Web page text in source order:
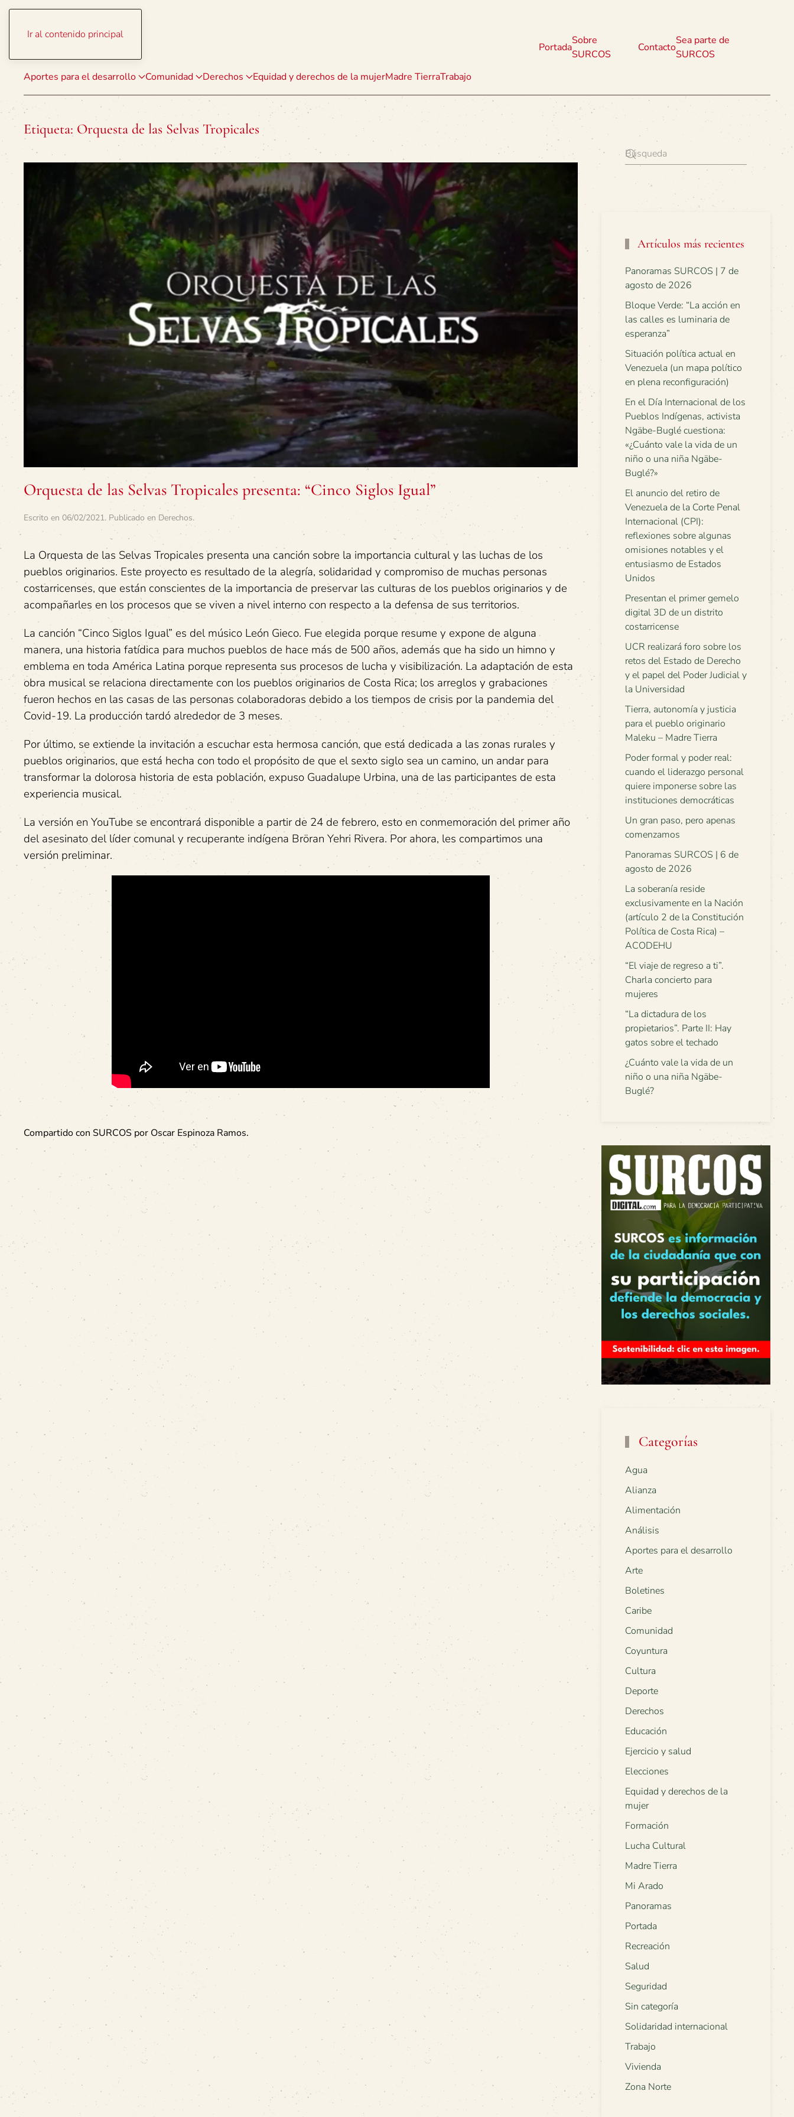
Ir al contenido principal
Aportes para el desarrollo Comunidad Derechos Equidad y derechos de la mujerMadre TierraTrabajo
Portada
Sobre
SURCOS
Contacto
Sea parte de
SURCOS
Etiqueta: Orquesta de las Selvas Tropicales
Orquesta de las Selvas Tropicales presenta: “Cinco Siglos Igual”
Escrito en 06/02/2021. Publicado en Derechos.
La Orquesta de las Selvas Tropicales presenta una canción sobre la importancia cultural y las luchas de los
pueblos originarios. Este proyecto es resultado de la alegría, solidaridad y compromiso de muchas personas
costarricenses, que están conscientes de la importancia de preservar las culturas de los pueblos originarios y de
acompañarles en los procesos que se viven a nivel interno con respecto a la defensa de sus territorios.
La canción “Cinco Siglos Igual” es del músico León Gieco. Fue elegida porque resume y expone de alguna
manera, una historia fatídica para muchos pueblos de hace más de 500 años, además que ha sido un himno y
emblema en toda América Latina porque representa sus procesos de lucha y visibilización. La adaptación de esta
obra musical se relaciona directamente con los pueblos originarios de Costa Rica; los arreglos y grabaciones
fueron hechos en las casas de las personas colaboradoras debido a los tiempos de crisis por la pandemia del
Covid-19. La producción tardó alrededor de 3 meses.
Por último, se extiende la invitación a escuchar esta hermosa canción, que está dedicada a las zonas rurales y
pueblos originarios, que está hecha con todo el propósito de que el sexto siglo sea un camino, un andar para
transformar la dolorosa historia de esta población, expuso Guadalupe Urbina, una de las participantes de esta
experiencia musical.
La versión en YouTube se encontrará disponible a partir de 24 de febrero, esto en conmemoración del primer año
del asesinato del líder comunal y recuperante indígena Bröran Yehri Rivera. Por ahora, les compartimos una
versión preliminar.
Compartido con SURCOS por Oscar Espinoza Ramos.
Artículos más recientes
Panoramas SURCOS | 7 de
agosto de 2026
Bloque Verde: “La acción en
las calles es luminaria de
esperanza”
Situación política actual en
Venezuela (un mapa político
en plena reconfiguración)
En el Día Internacional de los
Pueblos Indígenas, activista
Ngäbe-Buglé cuestiona:
«¿Cuánto vale la vida de un
niño o una niña Ngäbe-
Buglé?»
El anuncio del retiro de
Venezuela de la Corte Penal
Internacional (CPI):
reflexiones sobre algunas
omisiones notables y el
entusiasmo de Estados
Unidos
Presentan el primer gemelo
digital 3D de un distrito
costarricense
UCR realizará foro sobre los
retos del Estado de Derecho
y el papel del Poder Judicial y
la Universidad
Tierra, autonomía y justicia
para el pueblo originario
Maleku – Madre Tierra
Poder formal y poder real:
cuando el liderazgo personal
quiere imponerse sobre las
instituciones democráticas
Un gran paso, pero apenas
comenzamos
Panoramas SURCOS | 6 de
agosto de 2026
La soberanía reside
exclusivamente en la Nación
(artículo 2 de la Constitución
Política de Costa Rica) –
ACODEHU
“El viaje de regreso a ti”.
Charla concierto para
mujeres
“La dictadura de los
propietarios”. Parte II: Hay
gatos sobre el techado
¿Cuánto vale la vida de un
niño o una niña Ngäbe-
Buglé?
Categorías
Agua
Alianza
Alimentación
Análisis
Aportes para el desarrollo
Arte
Boletines
Caribe
Comunidad
Coyuntura
Cultura
Deporte
Derechos
Educación
Ejercicio y salud
Elecciones
Equidad y derechos de la
mujer
Formación
Lucha Cultural
Madre Tierra
Mi Arado
Panoramas
Portada
Recreación
Salud
Seguridad
Sin categoría
Solidaridad internacional
Trabajo
Vivienda
Zona Norte